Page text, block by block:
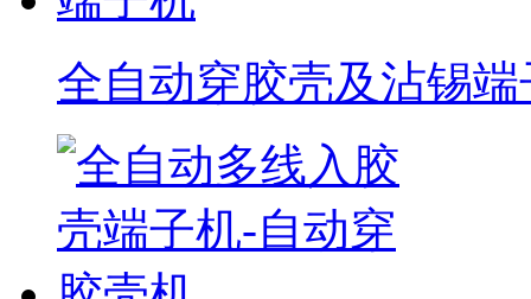
全自动穿胶壳及沾锡端